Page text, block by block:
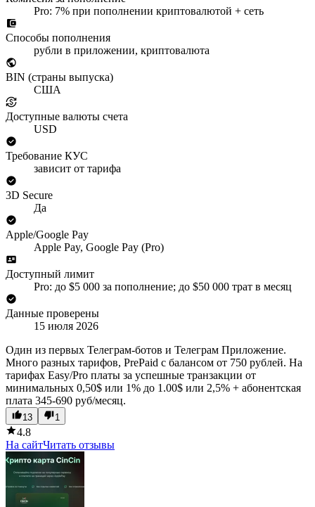
Pro: 7% при пополнении криптовалютой + сеть
Способы пополнения
рубли в приложении, криптовалюта
BIN (страны выпуска)
США
Доступные валюты счета
USD
Требование КУС
зависит от тарифа
3D Secure
Да
Apple/Google Pay
Apple Pay, Google Pay (Pro)
Доступный лимит
Pro: до $5 000 за пополнение; до $50 000 трат в месяц
Данные проверены
15 июля 2026
Один из первых Телеграм-ботов и Телеграм Приложение.
Много разных тарифов, PrePaid c балансом от 750 рублей. На
тарифах Easy/Pro платы за успешные транзакции от
минимальных 0,50$ или 1% до 1.00$ или 2,5% + абонентская
плата 345-690 руб/месяц.
13 1
4.8
На сайтЧитать отзывы